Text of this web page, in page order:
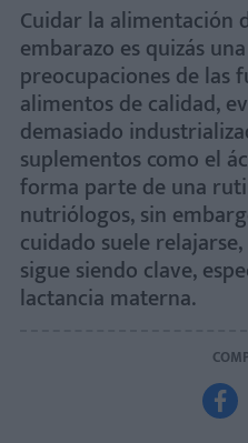
Cuidar la alimentación
embarazo es quizás
preocupaciones de las
alimentos de calidad,
demasiado
suplementos como el
forma parte de una
nutriólogos, sin
cuidado suele
sigue siendo clave,
lactancia materna.
